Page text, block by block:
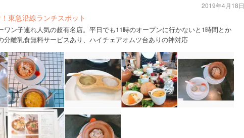
東急沿線ランチスポット
ワン子連れ人気の超有名店。平日でも11時のオープンに行かないと1時間とか
分離乳食無料サービスあり、ハイチェアオムツ台ありの神対応
2019年4月18日